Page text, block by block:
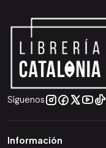
Síguenos
Información